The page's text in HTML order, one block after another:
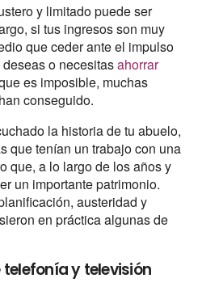
y limitado puede ser
si tus ingresos son muy
que ceder ante el impulso
o necesitasahorrar
es imposible, muchas
conseguido.
la historia de tu abuelo,
que tenían un trabajo con una
que, a lo largo de los años y
un importante patrimonio.
austeridad y
en práctica algunas de
telefonía y televisión